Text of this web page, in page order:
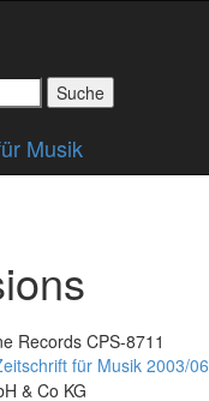
Records CPS-8711
für Musik 2003/06
& Co KG